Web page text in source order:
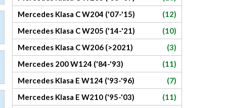
Mercedes Klasa C W204 ('07-'15)
(12)
Mercedes Klasa C W205 ('14-'21)
(10)
Mercedes Klasa C W206 (>2021)
(3)
Mercedes 200 W124 ('84-'93)
(11)
Mercedes Klasa E W124 ('93-'96)
(7)
Mercedes Klasa E W210 ('95-'03)
(11)